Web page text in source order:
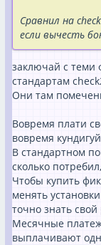
Сравнил на
если вычесть
заключай с теми
стандартам
Они там
Вовремя плати
вовремя
В стандартном
сколько
Чтобы купить
менять
точно знать свой
Месячные
выплачивают